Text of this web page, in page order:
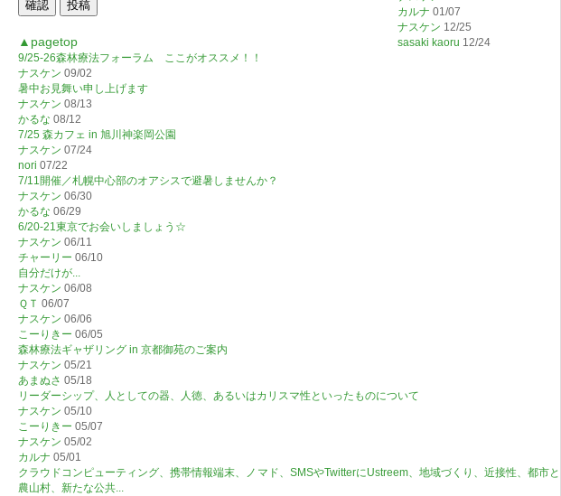
▲pagetop
カルナ 01/07
ナスケン 12/25
sasaki kaoru 12/24
9/25-26森林療法フォーラム ここがオススメ！！
ナスケン 09/02
暑中お見舞い申し上げます
ナスケン 08/13
かるな 08/12
7/25 森カフェ in 旭川神楽岡公園
ナスケン 07/24
nori 07/22
7/11開催／札幌中心部のオアシスで避暑しませんか？
ナスケン 06/30
かるな 06/29
6/20-21東京でお会いしましょう☆
ナスケン 06/11
チャーリー 06/10
自分だけが...
ナスケン 06/08
ＱＴ 06/07
ナスケン 06/06
こーりきー 06/05
森林療法ギャザリング in 京都御苑のご案内
ナスケン 05/21
あまぬさ 05/18
リーダーシップ、人としての器、人徳、あるいはカリスマ性といったものについて
ナスケン 05/10
こーりきー 05/07
ナスケン 05/02
カルナ 05/01
クラウドコンピューティング、携帯情報端末、ノマド、SMSやTwitterにUstreem、地域づくり、近接性、都市と
農山村、新たな公共...